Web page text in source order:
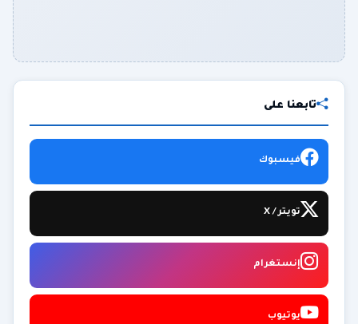
تابعنا على
فيسبوك
تويتر / X
إنستغرام
يوتيوب